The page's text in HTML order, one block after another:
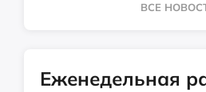
ВСЕ
Еженедельная